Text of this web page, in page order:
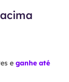
eganhe até